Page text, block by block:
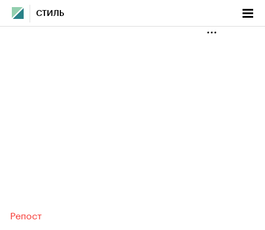
СТИЛЬ
Репост